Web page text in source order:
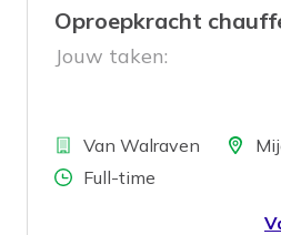
Oproepkracht
Jouw taken:
BedrijfVan Walraven Locatie
Aantal uren
Full-time